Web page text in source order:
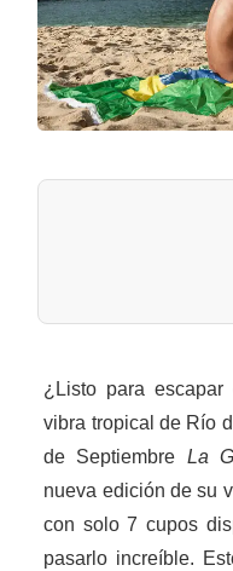
¿Listo para
vibra tropical de Río
de Septiembre La
nueva edición de su
con solo 7 cupos
pasarlo increíble.